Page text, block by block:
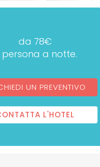
da 78€
a notte.
UN PREVENTIVO
L'HOTEL